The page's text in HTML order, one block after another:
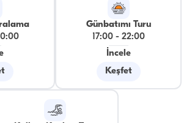
Günbatımı Turu
17:00- 22:00
İncele
Keşfet